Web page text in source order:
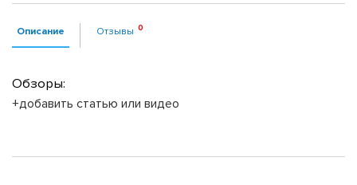
Описание Отзывы
Обзоры:
+добавить статью или видео